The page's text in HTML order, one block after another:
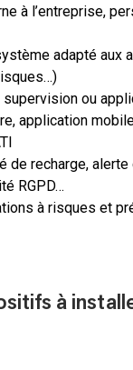
à l’entreprise,
adapté aux
ou
application
de recharge,
RGPD…
à risques et
à